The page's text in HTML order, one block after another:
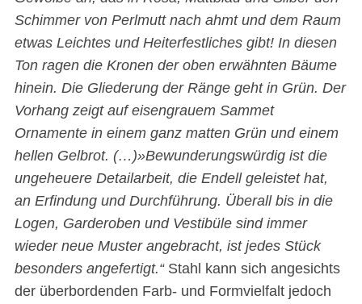
Schimmer von Perlmutt nach ahmt und dem Raum
etwas Leichtes und Heiterfestliches gibt! In diesen
Ton ragen die Kronen der oben erwähnten Bäume
hinein. Die Gliederung der Ränge geht in Grün. Der
Vorhang zeigt auf eisengrauem Sammet
Ornamente in einem ganz matten Grün und einem
hellen Gelbrot. (…)»Bewunderungswürdig ist die
ungeheuere Detailarbeit, die Endell geleistet hat,
an Erfindung und Durchführung. Überall bis in die
Logen, Garderoben und Vestibüle sind immer
wieder neue Muster angebracht, ist jedes Stück
besonders angefertigt.“Stahl kann sich angesichts
der überbordenden Farb- und Formvielfalt jedoch